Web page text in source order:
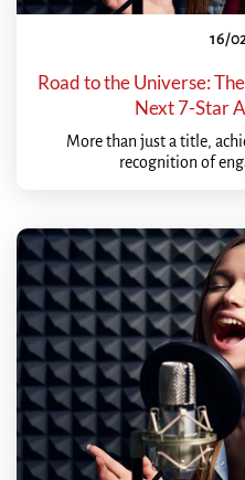
16/
Road to the Universe:
Next 7-Star
More than just a title,
recognition of